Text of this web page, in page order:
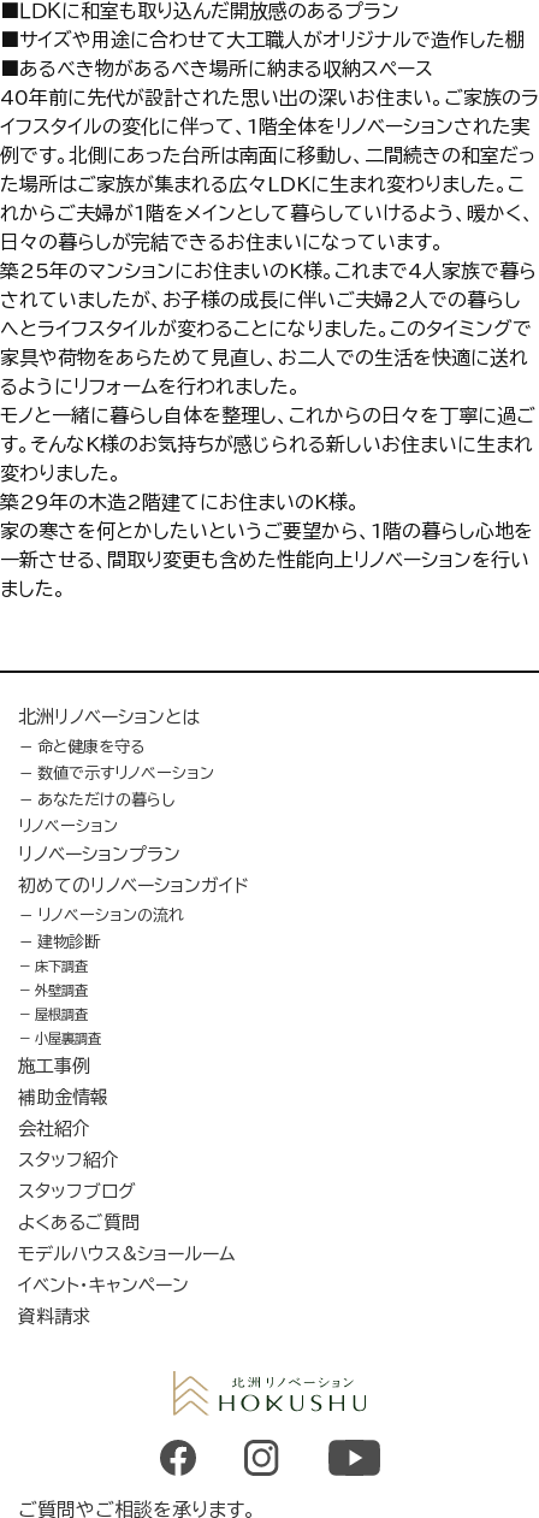
■ＬＤＫに和室も取り込んだ開放感のあるプラン
■サイズや用途に合わせて大工職人がオリジナルで造作した棚
■あるべき物があるべき場所に納まる収納スペース
40年前に先代が設計された思い出の深いお住まい。ご家族のラ
イフスタイルの変化に伴って、1階全体をリノベーションされた実
例です。北側にあった台所は南面に移動し、二間続きの和室だっ
た場所はご家族が集まれる広々LDKに生まれ変わりました。こ
れからご夫婦が1階をメインとして暮らしていけるよう、暖かく、
日々の暮らしが完結できるお住まいになっています。
築25年のマンションにお住まいのK様。これまで4人家族で暮ら
されていましたが、お子様の成長に伴いご夫婦2人での暮らし
へとライフスタイルが変わることになりました。このタイミングで
家具や荷物をあらためて見直し、お二人での生活を快適に送れ
るようにリフォームを行われました。
モノと一緒に暮らし自体を整理し、これからの日々を丁寧に過ご
す。そんなK様のお気持ちが感じられる新しいお住まいに生まれ
変わりました。
築29年の木造2階建てにお住まいのK様。
家の寒さを何とかしたいというご要望から、1階の暮らし心地を
一新させる、間取り変更も含めた性能向上リノベーションを行い
ました。
北洲リノベーションとは
命と健康を守る
数値で示すリノベーション
あなただけの暮らし
リノベーション
リノベーションプラン
初めてのリノベーションガイド
リノベーションの流れ
建物診断
床下調査
外壁調査
屋根調査
小屋裏調査
施工事例
補助金情報
会社紹介
スタッフ紹介
スタッフブログ
よくあるご質問
モデルハウス&ショールーム
イベント・キャンペーン
資料請求
ご質問やご相談を承ります。